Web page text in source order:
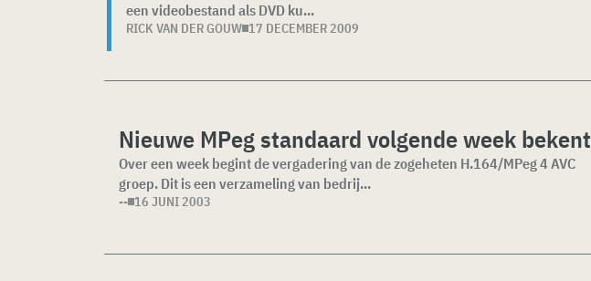
een videobestand als DVD ku...
RICK VAN DER GOUW 17 DECEMBER 2009
Nieuwe MPeg standaard volgende week bekent
Over een week begint de vergadering van de zogeheten H.164/MPeg 4 AVC
groep. Dit is een verzameling van bedrij...
-- 16 JUNI 2003